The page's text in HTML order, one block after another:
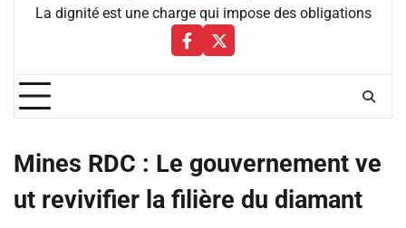
La dignité est une charge qui impose des obligations
Facebbok
X
Mines RDC : Le gouvernement ve
ut revivifier la filière du diamant